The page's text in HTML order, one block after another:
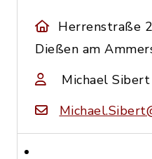
Herrenstraße
Dießen am
Michael Sibert